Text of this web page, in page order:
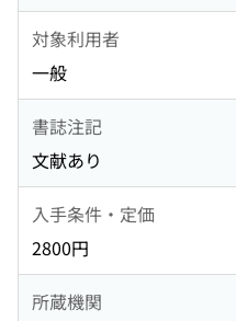
対象利用者
一般
書誌注記
文献あり
入手条件・定価
2800円
所蔵機関